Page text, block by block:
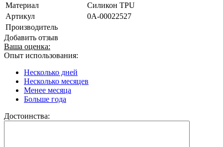
Материал
Силикон TPU
Артикул
0А-00022527
Производитель
Добавить отзыв
Ваша оценка:
Опыт использования:
Несколько дней
Несколько месяцев
Менее месяца
Больше года
Достоинства: